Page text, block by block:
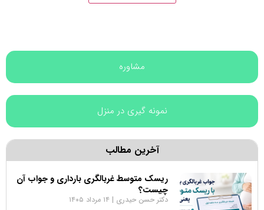
مشاوره
نمونه گیری در منزل
آخرین مطالب
ریسک متوسط غربالگری بارداری و جواب آن
چیست؟
دکتر حسن حیدری ۱۴ مرداد ۱۴۰۵